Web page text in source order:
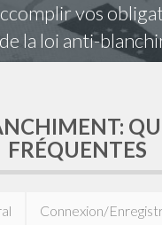
vos
la loi anti-
FRÉQUENTES
Connexion/